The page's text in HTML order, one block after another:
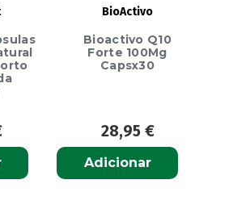
BioActivo
Bioactivo Q10
Forte 100Mg
Capsx30
28,95 €
Adicionar